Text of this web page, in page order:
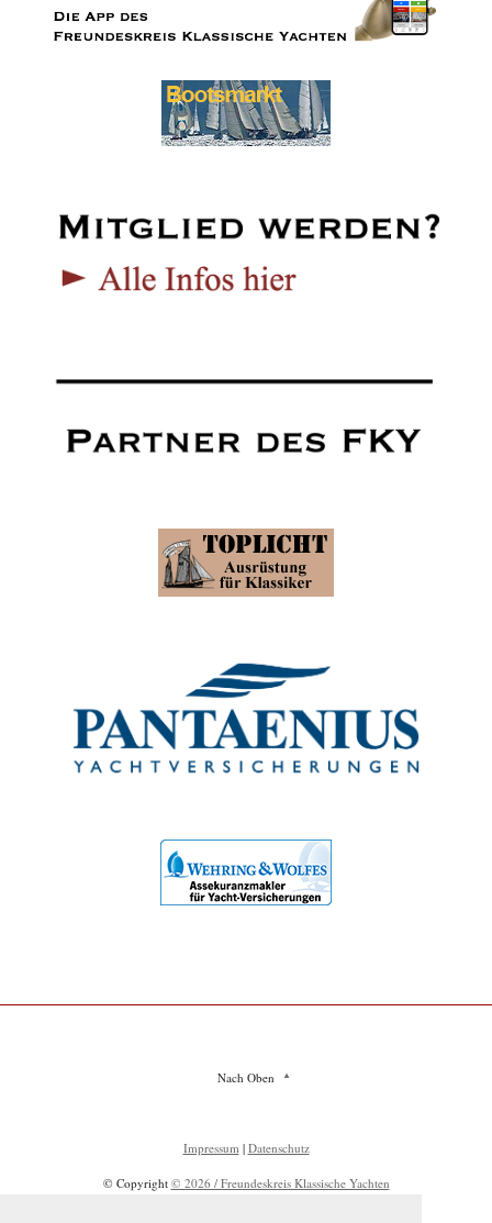
Nach Oben
Impressum | Datenschutz
© Copyright © 2026 / Freundeskreis Klassische Yachten